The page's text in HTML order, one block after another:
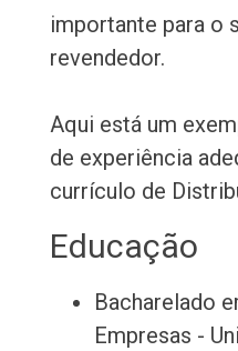
importante para o
revendedor.
Aqui está um
de experiência
currículo de
Educação
Bacharelado
Empresas -